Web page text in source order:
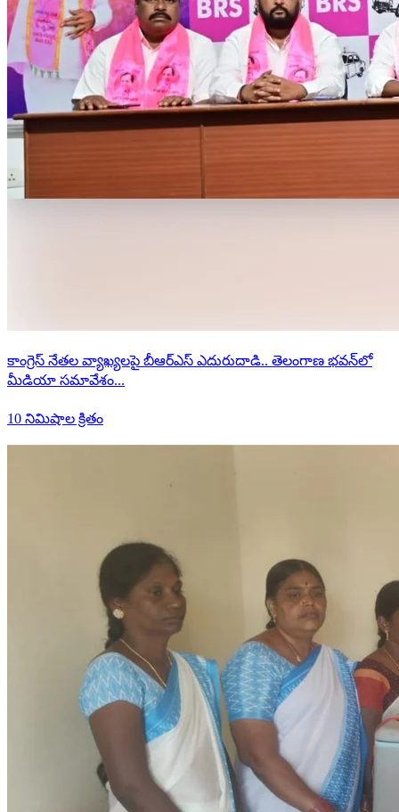
కాంగ్రెస్ నేతల వ్యాఖ్యలపై బీఆర్ఎస్ ఎదురుదాడి.. తెలంగాణ భవన్‌లో
మీడియా సమావేశం...
10 నిమిషాల క్రితం